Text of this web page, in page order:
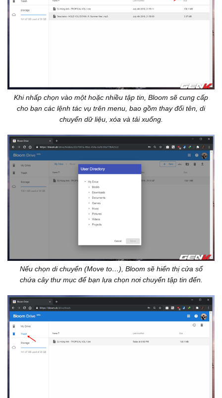
Khi nhấp chọn vào một hoặc nhiều tập tin, Bloom sẽ cung cấp
cho bạn các lệnh tác vụ trên menu, bao gồm thay đổi tên, di
chuyển dữ liệu, xóa và tải xuống.
Nếu chọn di chuyển (Move to…), Bloom sẽ hiển thị cửa sổ
chứa cây thư mục để bạn lựa chọn nơi chuyển tập tin đến.